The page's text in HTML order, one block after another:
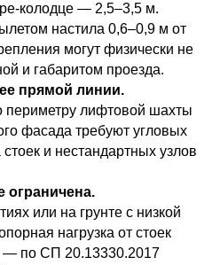
колодце — 2,5–3,5 м.
настила 0,6–0,9 м от
могут физически не
и габаритом проезда.
прямой линии.
периметру лифтовой шахты
фасада требуют угловых
и нестандартных узлов
ограничена.
или на грунте с низкой
нагрузка от стоек
— по СП 20.13330.2017